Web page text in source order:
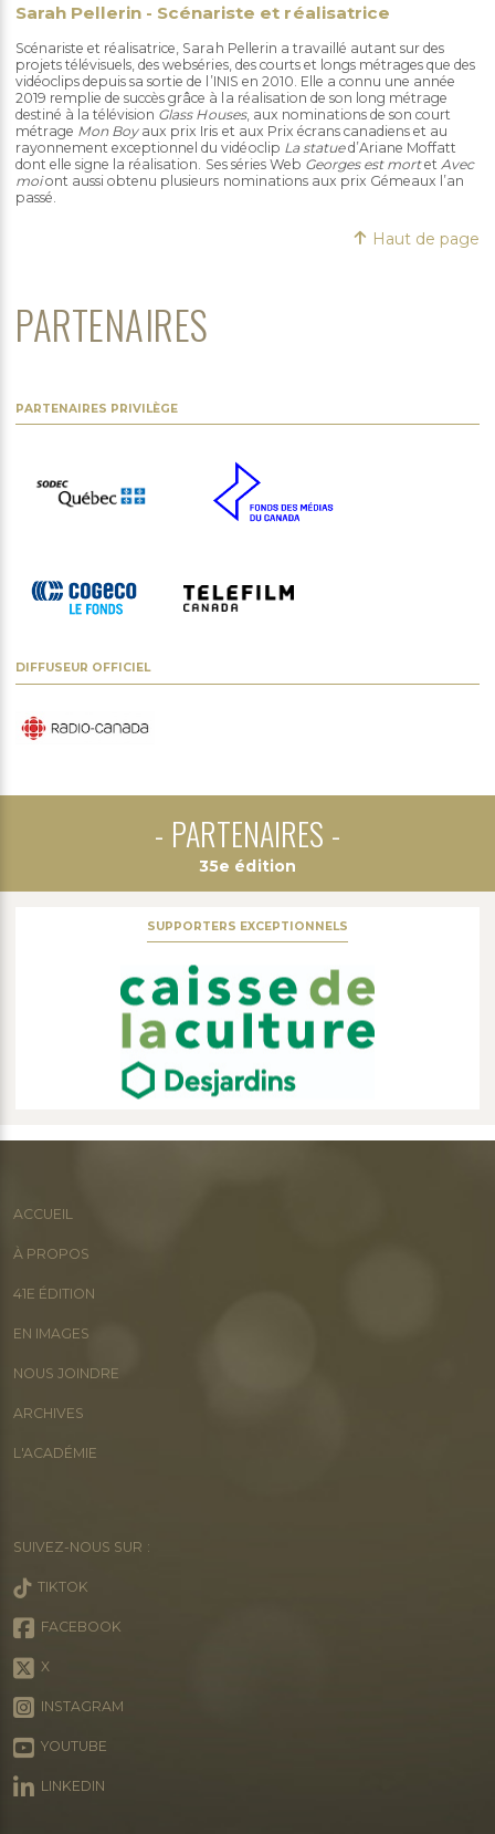
Sarah Pellerin - Scénariste et réalisatrice
Scénariste et réalisatrice, Sarah Pellerin a travaillé autant sur des
projets télévisuels, des webséries, des courts et longs métrages que des
vidéoclips depuis sa sortie de l’INIS en 2010. Elle a connu une année
2019 remplie de succès grâce à la réalisation de son long métrage
destiné à la télévision Glass Houses, aux nominations de son court
métrage Mon Boyaux prix Iris et aux Prix écrans canadiens et au
rayonnement exceptionnel du vidéoclip La statued’Ariane Moffatt
dont elle signe la réalisation. Ses séries Web Georges est mortet Avec
moiont aussi obtenu plusieurs nominations aux prix Gémeaux l’an
passé.
Haut de page
PARTENAIRES
PARTENAIRES PRIVILÈGE
DIFFUSEUR OFFICIEL
PARTENAIRES
35e édition
SUPPORTERS EXCEPTIONNELS
ACCUEIL
À PROPOS
41E ÉDITION
EN IMAGES
NOUS JOINDRE
ARCHIVES
L'ACADÉMIE
SUIVEZ-NOUS SUR :
TIKTOK
FACEBOOK
X
INSTAGRAM
YOUTUBE
LINKEDIN